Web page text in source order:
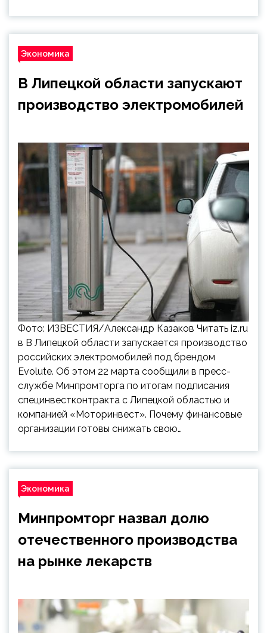
Экономика
В Липецкой области запускают
производство электромобилей
Фото: ИЗВЕСТИЯ/Александр Казаков Читать iz.ru
в В Липецкой области запускается производство
российских электромобилей под брендом
Evolute. Об этом 22 марта сообщили в пресс-
службе Минпромторга по итогам подписания
специнвестконтракта с Липецкой областью и
компанией «Моторинвест». Почему финансовые
организации готовы снижать свою…
Экономика
Минпромторг назвал долю
отечественного производства
на рынке лекарств